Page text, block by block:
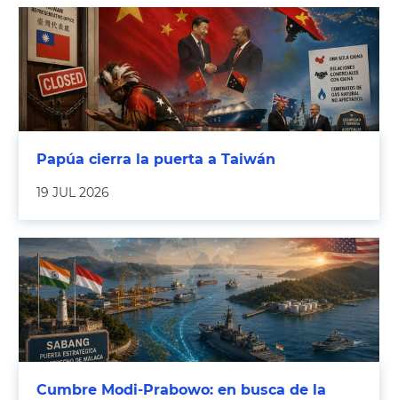
Papúa cierra la puerta a Taiwán
19 JUL 2026
Cumbre Modi-Prabowo: en busca de la